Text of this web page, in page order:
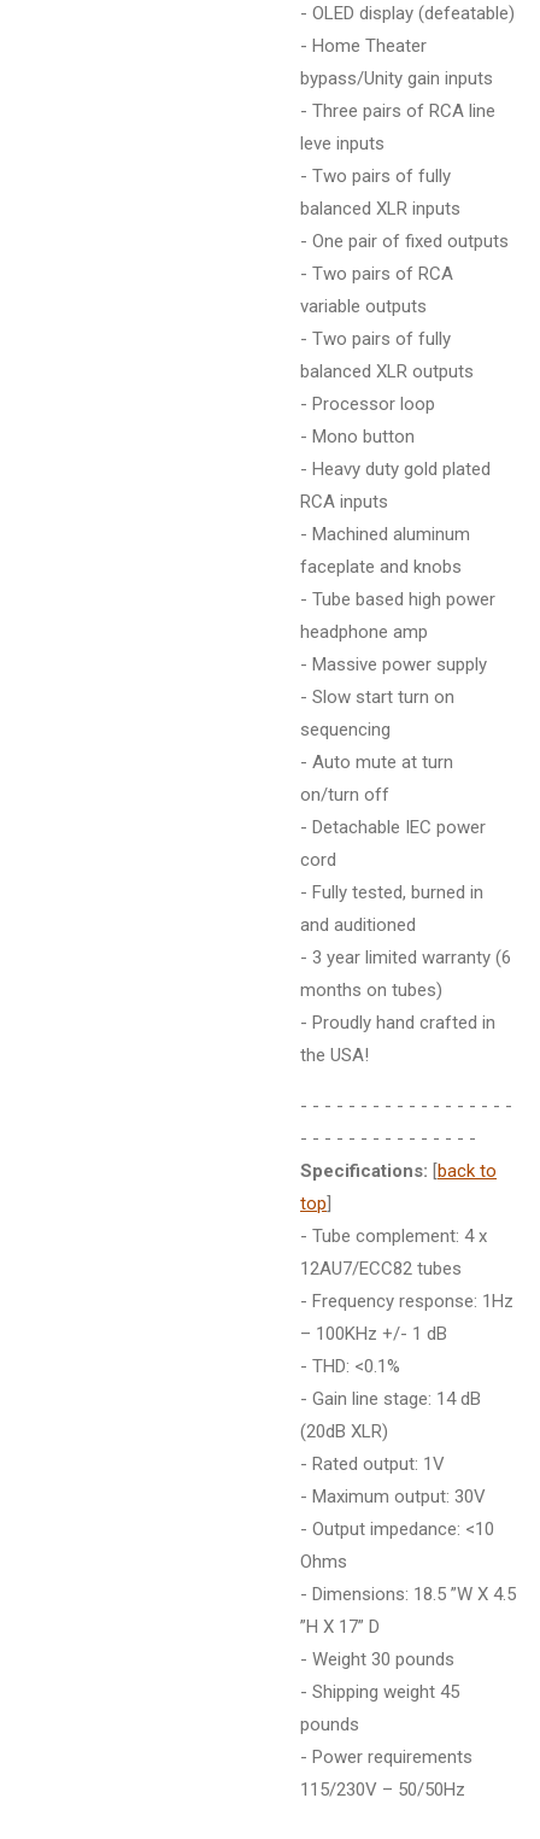
- OLED display (defeatable)
- Home Theater
bypass/Unity gain inputs
- Three pairs of RCA line
leve inputs
- Two pairs of fully
balanced XLR inputs
- One pair of fixed outputs
- Two pairs of RCA
variable outputs
- Two pairs of fully
balanced XLR outputs
- Processor loop
- Mono button
- Heavy duty gold plated
RCA inputs
- Machined aluminum
faceplate and knobs
- Tube based high power
headphone amp
- Massive power supply
- Slow start turn on
sequencing
- Auto mute at turn
on/turn off
- Detachable IEC power
cord
- Fully tested, burned in
and auditioned
- 3 year limited warranty (6
months on tubes)
- Proudly hand crafted in
the USA!
- - - - - - - - - - - - - - - - - -
- - - - - - - - - - - - - - -
Specifications: [back to
top]
- Tube complement: 4 x
12AU7/ECC82 tubes
- Frequency response: 1Hz
– 100KHz +/- 1 dB
- THD: <0.1%
- Gain line stage: 14 dB
(20dB XLR)
- Rated output: 1V
- Maximum output: 30V
- Output impedance: <10
Ohms
- Dimensions: 18.5 ”W X 4.5
”H X 17” D
- Weight 30 pounds
- Shipping weight 45
pounds
- Power requirements
115/230V – 50/50Hz